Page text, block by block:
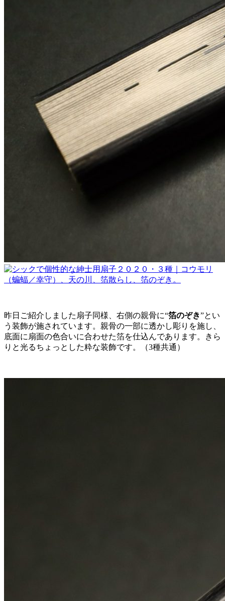
昨日ご紹介しました扇子同様、右側の親骨に“箔のぞき”とい
う装飾が施されています。親骨の一部に透かし彫りを施し、
底面に扇面の色合いに合わせた箔を仕込んであります。きら
りと光るちょっとした粋な装飾です。（3種共通）